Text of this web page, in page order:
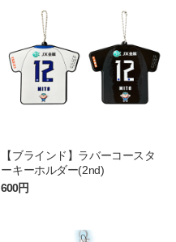
【ブラインド】ラバーコースタ
ーキーホルダー(2nd)
600円